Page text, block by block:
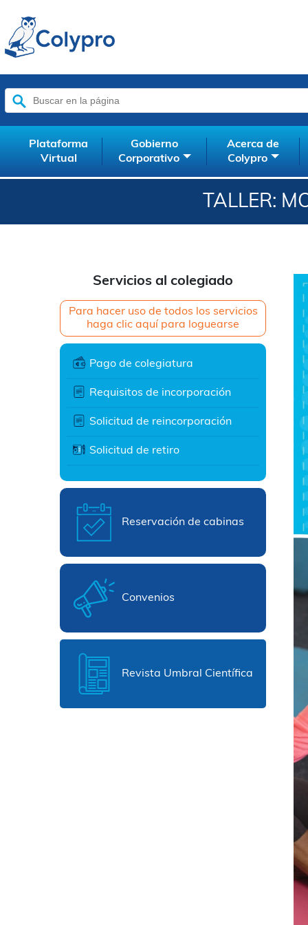
Buscar:
Plataforma
Virtual
Gobierno
Corporativo
Acerca de
Colypro
TALLER:
Servicios al colegiado
Para hacer uso de todos los servicios
haga clic aquí para loguearse
Pago de colegiatura
Requisitos de incorporación
Solicitud de reincorporación
Solicitud de retiro
Reservación de cabinas
Convenios
Revista Umbral Científica